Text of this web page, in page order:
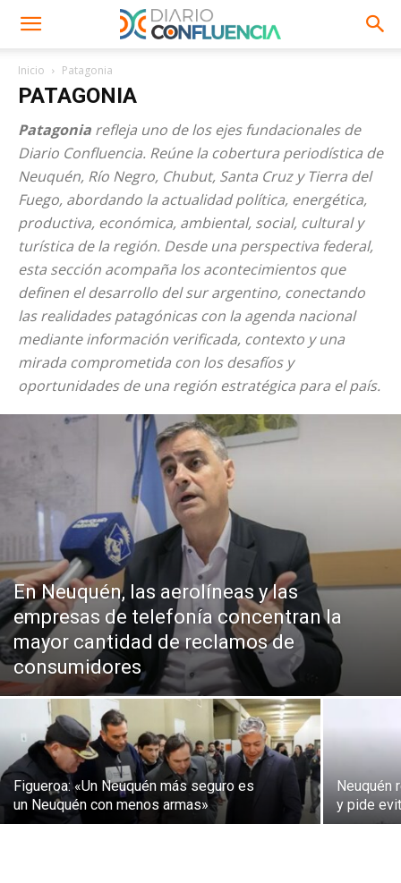
Inicio Patagonia
PATAGONIA
Patagonia refleja uno de los ejes fundacionales de
Diario Confluencia. Reúne la cobertura periodística de
Neuquén, Río Negro, Chubut, Santa Cruz y Tierra del
Fuego, abordando la actualidad política, energética,
productiva, económica, ambiental, social, cultural y
turística de la región. Desde una perspectiva federal,
esta sección acompaña los acontecimientos que
definen el desarrollo del sur argentino, conectando
las realidades patagónicas con la agenda nacional
mediante información verificada, contexto y una
mirada comprometida con los desafíos y
oportunidades de una región estratégica para el país.
En Neuquén, las aerolíneas y las
empresas de telefonía concentran la
mayor cantidad de reclamos de
consumidores
Figueroa: «Un Neuquén más seguro es
un Neuquén con menos armas»
Neuquén
y pide